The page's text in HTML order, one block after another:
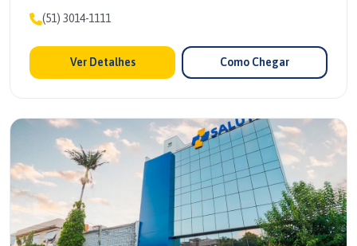
(51) 3014-1111
Ver Detalhes Como Chegar